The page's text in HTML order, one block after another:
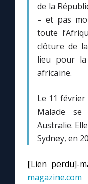
Mes intentions
Une Minute avec
Une neuvaine
À la une
1000 Raisons de
Chapelet pour le
de la
– et pas
toute
clôture de
lieu pour
africaine.
Le 11 février
Malade se
Australie.
Sydney, en
[Lien perdu]-
magazine.com